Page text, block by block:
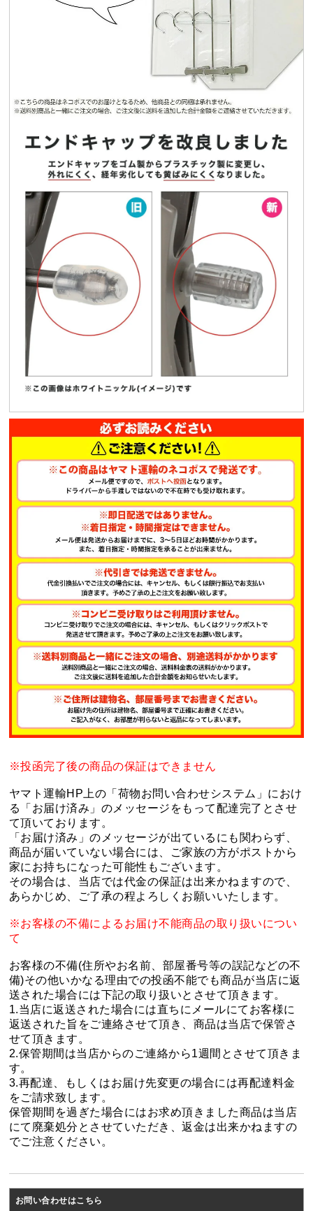
※投函完了後の商品の保証はできません
ヤマト運輸HP上の「荷物お問い合わせシステム」におけ
る「お届け済み」のメッセージをもって配達完了とさせ
て頂いております。
「お届け済み」のメッセージが出ているにも関わらず、
商品が届いていない場合には、ご家族の方がポストから
家にお持ちになった可能性もございます。
その場合は、当店では代金の保証は出来かねますので、
あらかじめ、ご了承の程よろしくお願いいたします。
※お客様の不備によるお届け不能商品の取り扱いについ
て
お客様の不備(住所やお名前、部屋番号等の誤記などの不
備)その他いかなる理由での投函不能でも商品が当店に返
送された場合には下記の取り扱いとさせて頂きます。
1.当店に返送された場合には直ちにメールにてお客様に
返送された旨をご連絡させて頂き、商品は当店で保管さ
せて頂きます。
2.保管期間は当店からのご連絡から1週間とさせて頂きま
す。
3.再配達、もしくはお届け先変更の場合には再配達料金
をご請求致します。
保管期間を過ぎた場合にはお求め頂きました商品は当店
にて廃棄処分とさせていただき、返金は出来かねますの
でご注意ください。
お問い合わせはこちら